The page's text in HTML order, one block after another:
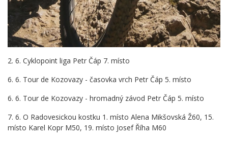
2. 6. Cyklopoint liga Petr Čáp 7. místo
6. 6. Tour de Kozovazy - časovka vrch Petr Čáp 5. místo
6. 6. Tour de Kozovazy - hromadný závod Petr Čáp 5. místo
7. 6. O Radovesickou kostku 1. místo Alena Mikšovská Ž60, 15.
místo Karel Kopr M50, 19. místo Josef Říha M60